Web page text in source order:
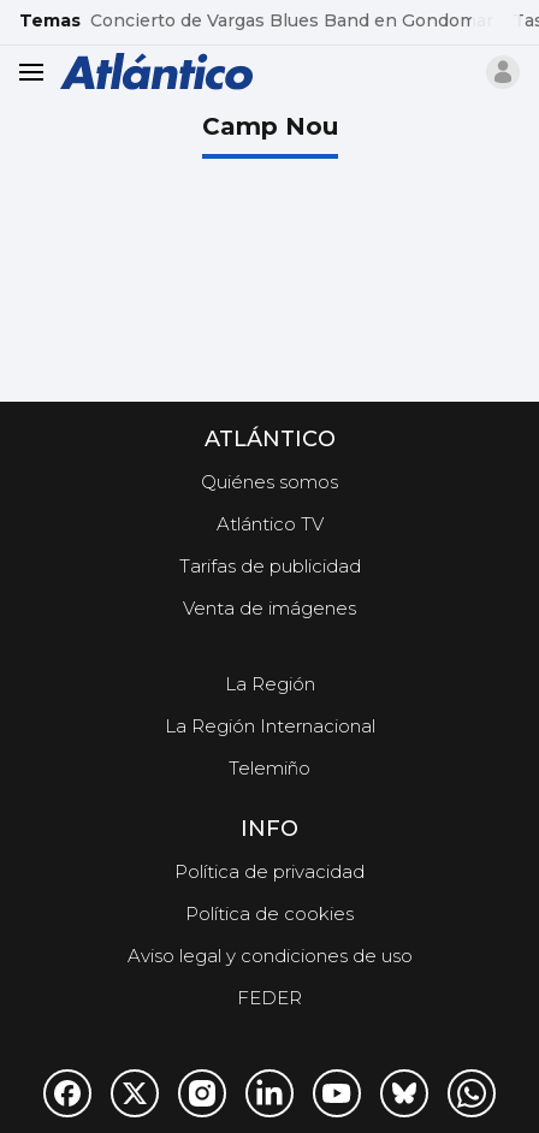
common.go-to-content
Temas Concierto de Vargas Blues Band en Gondomar
header.menu.open
Camp Nou
ATLÁNTICO
Quiénes somos
Atlántico TV
Tarifas de publicidad
Venta de imágenes
La Región
La Región Internacional
Telemiño
INFO
Política de privacidad
Política de cookies
Aviso legal y condiciones de uso
FEDER